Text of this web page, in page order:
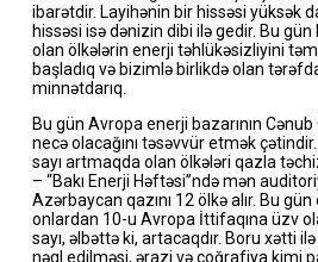
ibarətdir. Layihənin bir hissəsi yüksək
hissəsi isə dənizin dibi ilə gedir. Bu
olan ölkələrin enerji təhlükəsizliyini
başladıq və bizimlə birlikdə olan
minnətdarıq.
Bu gün Avropa enerji bazarının
necə olacağını təsəvvür etmək
sayı artmaqda olan ölkələri qazla
– “Bakı Enerji Həftəsi”ndə mən
Azərbaycan qazını 12 ölkə alır. Bu gün
onlardan 10-u Avropa İttifaqına üzv
sayı, əlbəttə ki, artacaqdır. Boru xətti
nəql edilməsi, ərazi və coğrafiya kimi